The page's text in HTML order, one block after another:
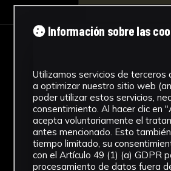
Información sobre las
Utilizamos servicios de terceros
a optimizar nuestro sitio web
poder utilizar estos servicios,
consentimiento. Al hacer clic en
acepta voluntariamente el
antes mencionado. Esto
tiempo limitado, su
con el Artículo 49 (1) (a) GDPR
procesamiento de datos fuera